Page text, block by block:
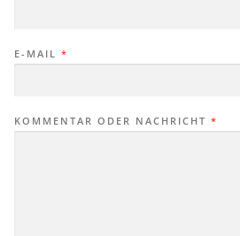
E-MAIL *
KOMMENTAR ODER NACHRICHT *